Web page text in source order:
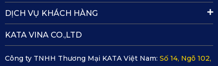
DỊCH VỤ KHÁCH HÀNG
KATA VINA CO.,LTD
Công ty TNHH Thương Mại KATA Việt Nam: Số 14, Ngõ 102,